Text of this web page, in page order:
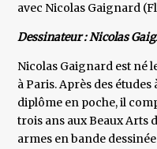
avec Nicolas Gaignard
Dessinateur : Nicolas
Nicolas Gaignard est né
à Paris. Après des
diplôme en poche, il
trois ans aux Beaux Arts
armes en bande